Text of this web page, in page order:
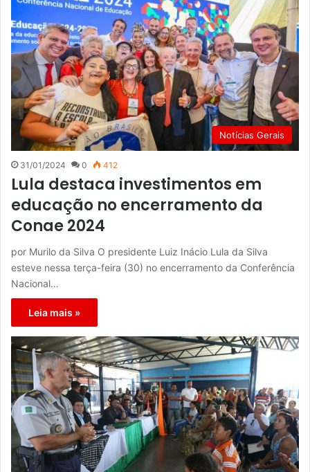
Notícias Gerais
31/01/2024 0 412
Lula destaca investimentos em
educação no encerramento da
Conae 2024
por Murilo da Silva O presidente Luiz Inácio Lula da Silva
esteve nessa terça-feira (30) no encerramento da Conferência
Nacional…
Leia mais »